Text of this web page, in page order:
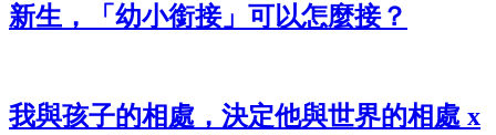
新生，「幼小銜接」可以怎麼接？
我與孩子的相處，決定他與世界的相處 x